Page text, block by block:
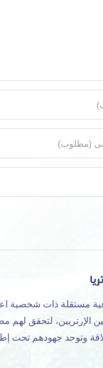
مستقلة ذات شخصية
الإرتريين، لتحقق لهم
وتوحد جهودهم تحت